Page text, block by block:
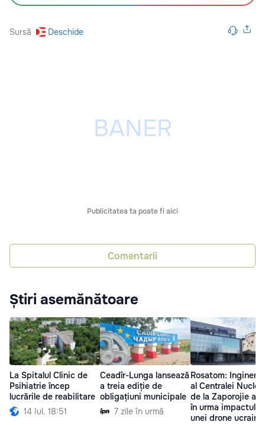
Sursă Deschide
Publicitatea ta poate fi aici
Comentarii
Știri asemănătoare
La Spitalul Clinic de
Psihiatrie încep
lucrările de reabilitare
14 Iul. 18:51
Ceadîr-Lunga lansează
a treia ediție de
obligațiuni municipale
7 zile în urmă
Rosatom:
al Centralei
de la Zaporojie a
în urma impactului
unei drone